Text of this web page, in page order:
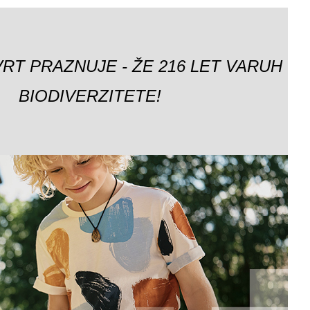
PRAZNUJE - ŽE 216 LET VARUH
BIODIVERZITETE!